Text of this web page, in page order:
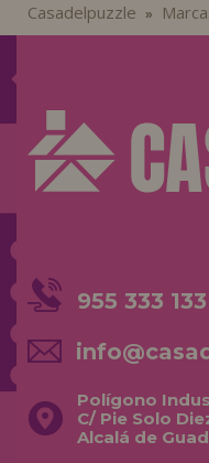
Casadelpuzzle »
955 333 133
Polígono
C/ Pie Solo
Alcalá de